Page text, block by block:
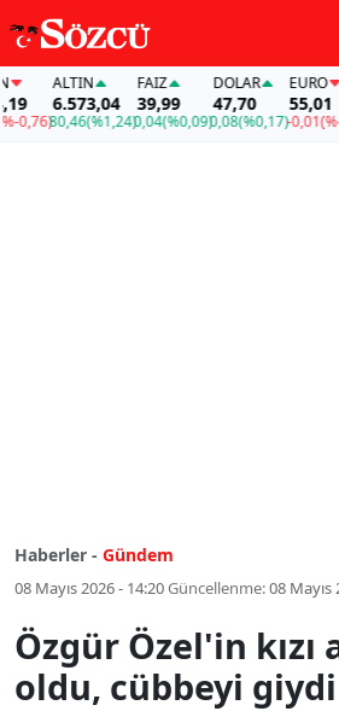
ALTIN
6.573,04
80,46(%1,24)
FAİZ
39,99
0,04(%0,09)
DOLAR
47,70
0,08(%0,17)
EURO
55,01
-0,01(%-
Haberler - Gündem
08 Mayıs 2026 - 14:20Güncellenme:08 Mayıs
Özgür Özel'in kızı
oldu, cübbeyi giydi